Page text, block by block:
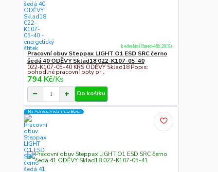
Pracovní obuv Steppax LIGHT O1 ESD SRC černo
šedá 40 ODĚVY Sklad18 022-K107-05-40
022-K107-05-40 KRS ODĚVY Sklad18 Popis:
pohodlné pracovní boty pr...
794 Kč/Ks
k odeslání Ihned-48h 20 Ks
Do košíku
Na Adresu,Výd.místo,Boxu